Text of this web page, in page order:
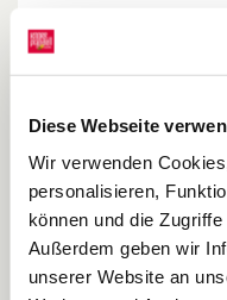
Diese Webseite
Wir verwenden
personalisieren,
können und die
Außerdem geben wir
unserer Website an
250 cm, 32
g/m², mango
Heyda